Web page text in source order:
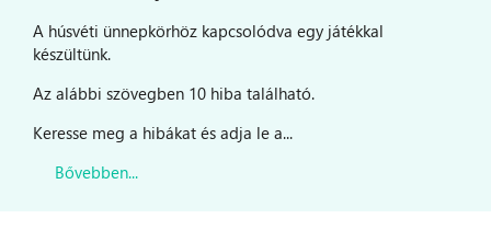
A húsvéti ünnepkörhöz kapcsolódva egy játékkal
készültünk.
Az alábbi szövegben 10 hiba található.
Keresse meg a hibákat és adja le a...
Bővebben...